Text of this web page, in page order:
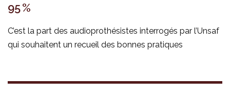
95 %
C’est la part des audioprothésistes interrogés par l’Unsaf
qui souhaitent un recueil des bonnes pratiques